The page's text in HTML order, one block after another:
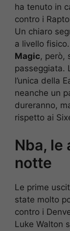
ha tenuto in
contro i
Un chiaro
a livello
Magic, però,
passeggiata.
l’unica della
neanche un
dureranno,
rispetto ai
Nba, le
notte
Le prime
state molto
contro i
Luke Walton